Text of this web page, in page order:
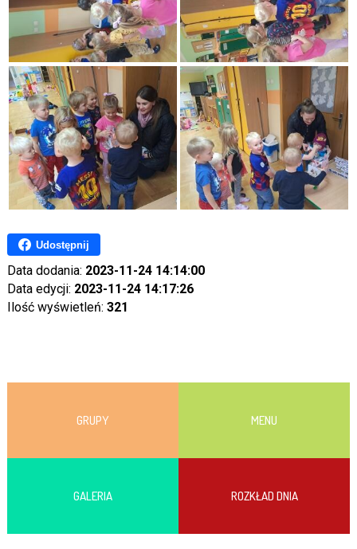
Udostępnij
Data dodania: 2023-11-24 14:14:00
Data edycji: 2023-11-24 14:17:26
Ilość wyświetleń: 321
GRUPY MENU
GALERIA ROZKŁAD DNIA